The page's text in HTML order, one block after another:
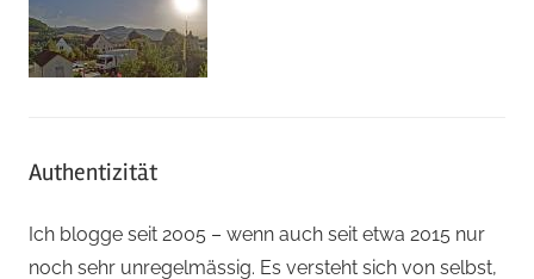
Authentizität
Ich blogge seit 2005 – wenn auch seit etwa 2015 nur
noch sehr unregelmässig. Es versteht sich von selbst,